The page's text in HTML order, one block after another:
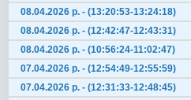
08.04.2026 р. - (13:20:53-13:24:18)
08.04.2026 р. - (12:42:47-12:43:31)
08.04.2026 р. - (10:56:24-11:02:47)
07.04.2026 р. - (12:54:49-12:55:59)
07.04.2026 р. - (12:31:33-12:48:45)